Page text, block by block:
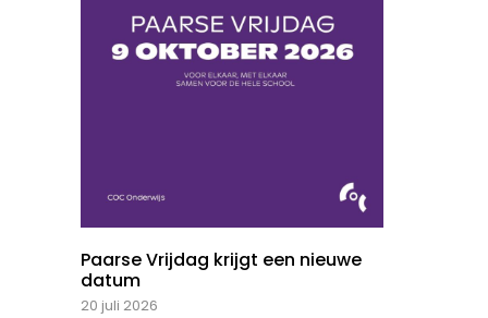
Paarse Vrijdag krijgt een nieuwe
datum
20 juli 2026